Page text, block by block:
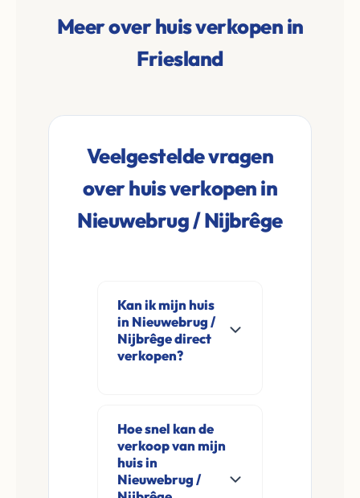
Meer over huis verkopen in
Friesland
Veelgestelde vragen
over huis verkopen in
Nieuwebrug / Nijbrêge
Kan ik mijn huis
in Nieuwebrug /
Nijbrêge direct
verkopen?
direct aan in
Nieuwebrug /
Nijbrêge en
Hoe snel kan de
verkoop van mijn
huis in
Nieuwebrug /